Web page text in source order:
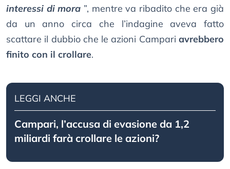
interessi di mora ”, mentre va ribadito che era già
da un anno circa che l’indagine aveva fatto
scattare il dubbio che le azioni Campari avrebbero
finito con il crollare.
LEGGI ANCHE
Campari, l’accusa di evasione da 1,2
miliardi farà crollare le azioni?